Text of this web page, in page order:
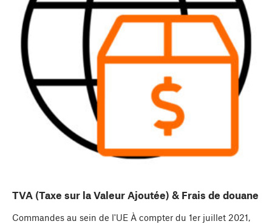
TVA (Taxe sur la Valeur Ajoutée) & Frais de douane
Commandes au sein de l'UE À compter du 1er juillet 2021,